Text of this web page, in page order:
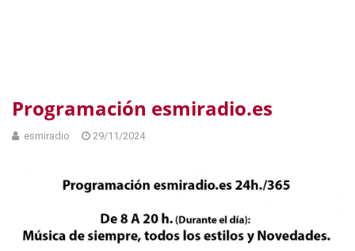
Programación esmiradio.es
esmiradio 29/11/2024